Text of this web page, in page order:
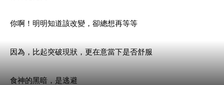
你啊！明明知道該改變，卻總想再等等
因為，比起突破現狀，更在意當下是否舒服
食神的黑暗，是逃避